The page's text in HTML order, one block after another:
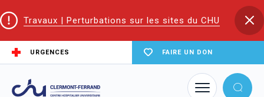
Travaux | Perturbations sur les sites du CHU
URGENCES FAIRE UN DON
Accueil
Plateau technique
Bernard Lise